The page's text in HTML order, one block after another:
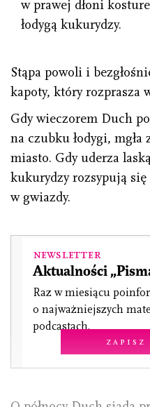
w prawej dłoni
łodygą kukurydzy.
Stąpa powoli i
kapoty, który rozprasza
Gdy wieczorem Duch
na czubku łodygi, mgła
miasto. Gdy uderza
kukurydzy rozsypują
w gwiazdy.
Newsletter
Aktualności
Raz w miesiącu
o najważniejszych
podcastach.
Zapisz